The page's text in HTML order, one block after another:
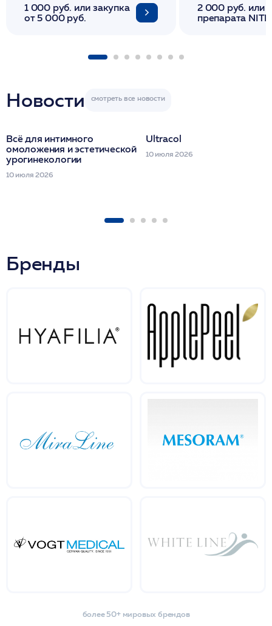
1 000 руб. или закупка
от 5 000 руб.
2 000 руб. или
препарата
Новости
Всё для интимного
омоложения и эстетической
урогинекологии
10 июля 2026
Ultracol
10 июля 2026
Бренды
более 50+ мировых брендов